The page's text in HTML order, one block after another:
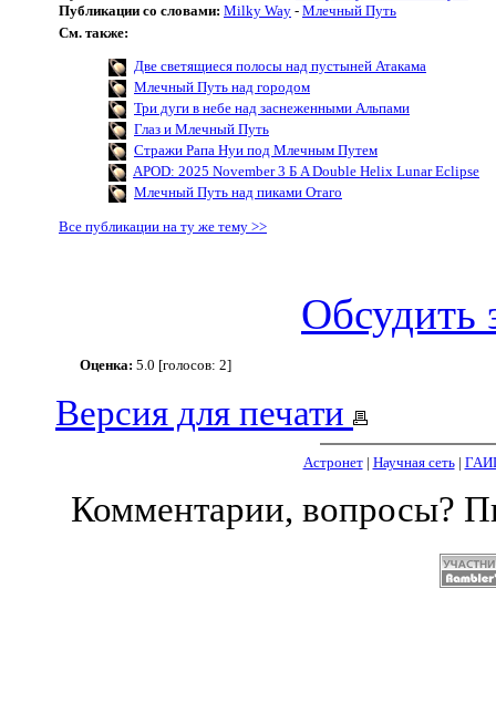
Публикации со словами: Milky Way - Млечный Путь
См. также:
Две светящиеся полосы над пустыней Атакама
Млечный Путь над городом
Три дуги в небе над заснеженными Альпами
Глаз и Млечный Путь
Стражи Рапа Нуи под Млечным Путем
APOD: 2025 November 3 Б A Double Helix Lunar Eclipse
Млечный Путь над пиками Отаго
Все публикации на ту же тему >>
Обсудить
Оценка: 5.0 [голосов: 2]
Версия для печати
Астронет| Научная сеть|
Комментарии, вопросы?